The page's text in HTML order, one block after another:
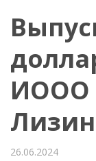
ИООО
26.06.2024